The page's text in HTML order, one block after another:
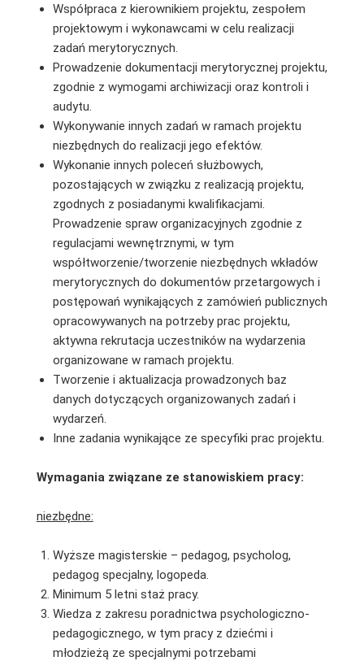
Współpraca z kierownikiem projektu, zespołem
projektowym i wykonawcami w celu realizacji
zadań merytorycznych.
Prowadzenie dokumentacji merytorycznej projektu,
zgodnie z wymogami archiwizacji oraz kontroli i
audytu.
Wykonywanie innych zadań w ramach projektu
niezbędnych do realizacji jego efektów.
Wykonanie innych poleceń służbowych,
pozostających w związku z realizacją projektu,
zgodnych z posiadanymi kwalifikacjami.
Prowadzenie spraw organizacyjnych zgodnie z
regulacjami wewnętrznymi, w tym
współtworzenie/tworzenie niezbędnych wkładów
merytorycznych do dokumentów przetargowych i
postępowań wynikających z zamówień publicznych
opracowywanych na potrzeby prac projektu,
aktywna rekrutacja uczestników na wydarzenia
organizowane w ramach projektu.
Tworzenie i aktualizacja prowadzonych baz
danych dotyczących organizowanych zadań i
wydarzeń.
Inne zadania wynikające ze specyfiki prac projektu.
Wymagania związane ze stanowiskiem pracy:
niezbędne:
Wyższe magisterskie – pedagog, psycholog,
pedagog specjalny, logopeda.
Minimum 5 letni staż pracy.
Wiedza z zakresu poradnictwa psychologiczno-
pedagogicznego, w tym pracy z dziećmi i
młodzieżą ze specjalnymi potrzebami